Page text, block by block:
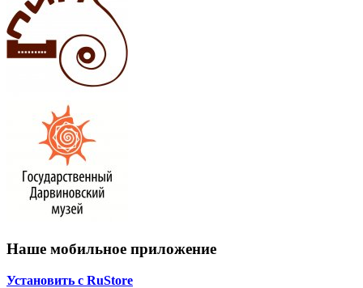
Наше мобильное приложение
Установить с RuStore